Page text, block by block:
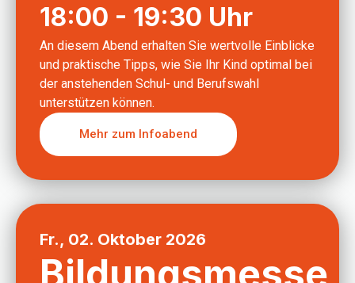
18:00 - 19:30 Uhr
An diesem Abend erhalten Sie wertvolle Einblicke
und praktische Tipps, wie Sie Ihr Kind optimal bei
der anstehenden Schul- und Berufswahl
unterstützen können.
Mehr zum Infoabend
Fr., 02. Oktober 2026